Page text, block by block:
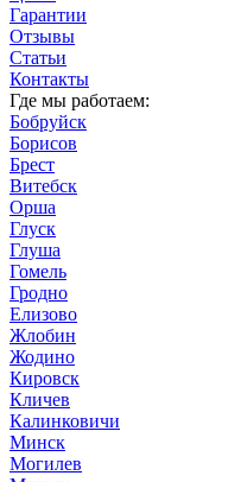
Гарантии
Отзывы
Статьи
Контакты
Где мы работаем:
Бобруйск
Борисов
Брест
Витебск
Орша
Глуск
Глуша
Гомель
Гродно
Елизово
Жлобин
Жодино
Кировск
Кличев
Калинковичи
Минск
Могилев